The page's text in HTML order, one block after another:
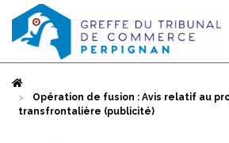
Opération de fusion : Avis relatif au
transfrontalière (publicité)